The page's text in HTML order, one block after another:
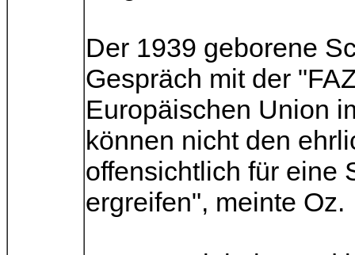
Der 1939 geborene
Gespräch mit der
Europäischen Union
können nicht den
offensichtlich für eine
ergreifen", meinte Oz.